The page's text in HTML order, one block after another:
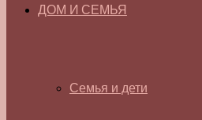
ДОМ И СЕМЬЯ
Семья и дети